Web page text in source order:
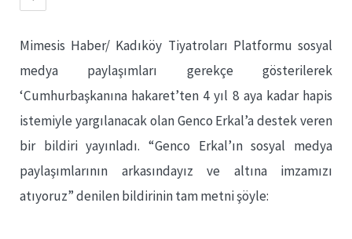
Mimesis Haber/ Kadıköy Tiyatroları Platformu sosyal
medya paylaşımları gerekçe gösterilerek
‘Cumhurbaşkanına hakaret’ten 4 yıl 8 aya kadar hapis
istemiyle yargılanacak olan Genco Erkal’a destek veren
bir bildiri yayınladı. “Genco Erkal’ın sosyal medya
paylaşımlarının arkasındayız ve altına imzamızı
atıyoruz” denilen bildirinin tam metni şöyle: